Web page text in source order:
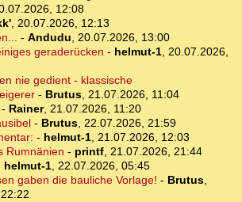
12:08
, 20.07.2026, 12:13
- Andudu, 20.07.2026, 13:00
geraderücken - helmut-1, 20.07.2026,
nie gedient - klassische
- Brutus, 21.07.2026, 11:04
Rainer, 21.07.2026, 11:20
- Brutus, 22.07.2026, 21:59
- helmut-1, 21.07.2026, 12:03
Rumnänien - printf, 21.07.2026, 21:44
helmut-1, 22.07.2026, 05:45
gaben die bauliche Vorlage! - Brutus,